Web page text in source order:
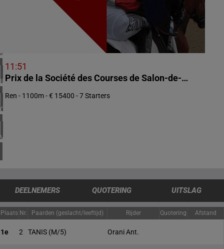
VERENIGD KONINKRIJK
3 meeting(s)
IERLAND
1 meeting(s)
CHILI
1 meeting(s)
VERENIGDE STATEN
4 meeting(s)
11:51
Prix de la Société des Courses de Salon-de-Provence
Ren - 1100m - € 15400 - 7 Starters
DEELNEMERS QUOTERING UITSLAG
Plaats Nr. Paarden (geslacht/leeftijd) Rijder Quotering Afstand
1e 2 TANIS (M/5) Orani Ant.